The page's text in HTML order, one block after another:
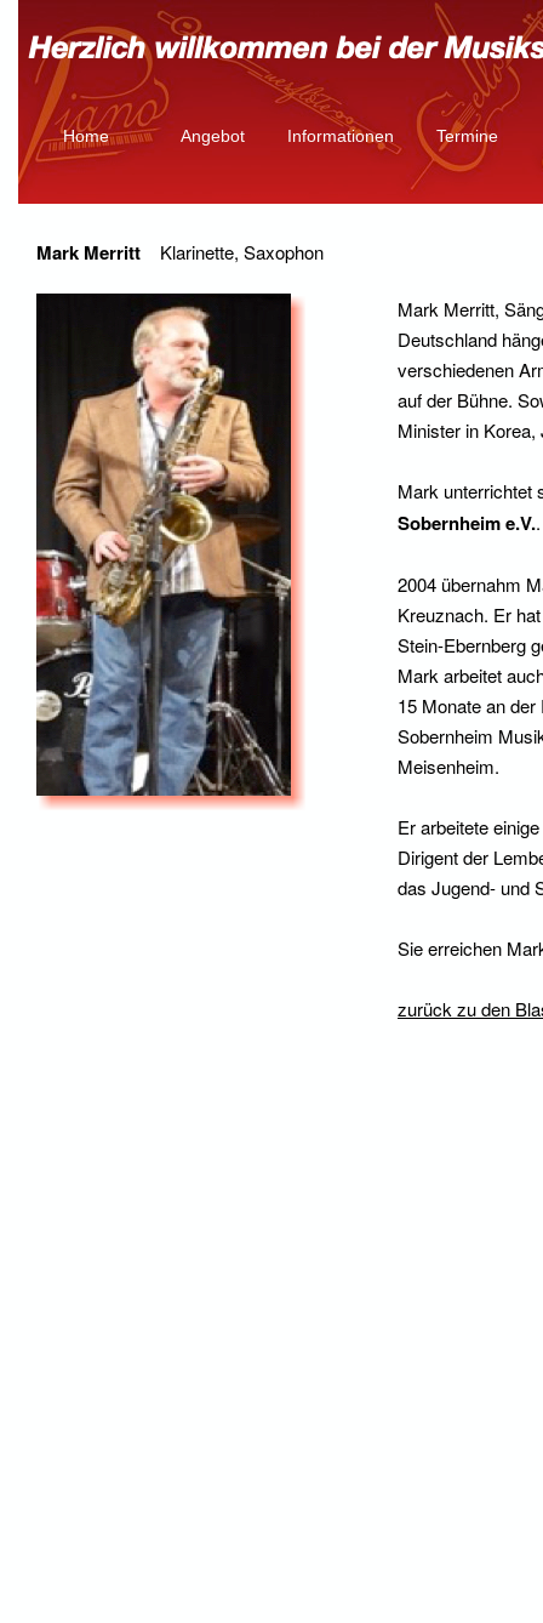
Home Angebot Informationen Termine
Mark Merritt,
Deutschland
verschiedenen
auf der Bühne.
Minister in
Mark unterrichtet
Sobernheim e.V.
2004 übernahm
Kreuznach. Er
Stein-Ebernberg
Mark arbeitet
15 Monate an
Sobernheim
Meisenheim.
Er arbeitete
Dirigent der
das Jugend- und
Sie erreichen
zurück zu den
Mark Merritt Klarinette, Saxophon